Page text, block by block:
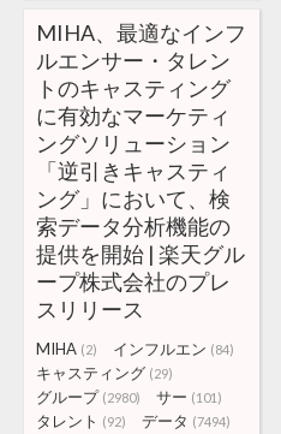
MIHA、最適なインフ
ルエンサー・タレン
トのキャスティング
に有効なマーケティ
ングソリューション
「逆引きキャスティ
ング」において、検
索データ分析機能の
提供を開始 | 楽天グル
ープ株式会社のプレ
スリリース
MIHA (2) インフルエン (84)
キャスティング (29)
グループ (2980) サー (101)
タレント (92) データ (7494)